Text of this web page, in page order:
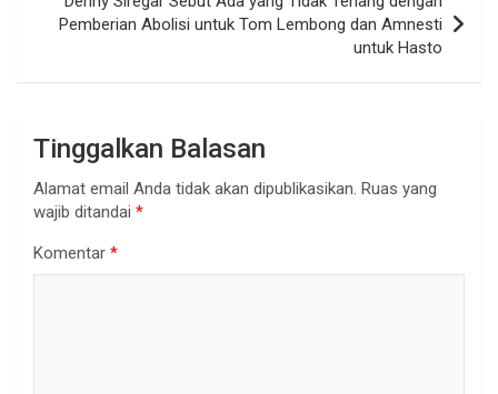
Pemberian Abolisi untuk Tom Lembong dan Amnesti
untuk Hasto
Tinggalkan Balasan
Alamat email Anda tidak akan dipublikasikan. Ruas yang
wajib ditandai *
Komentar *